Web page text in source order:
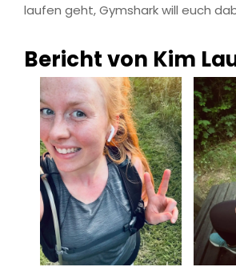
laufen geht, Gymshark will euch
Bericht von Kim